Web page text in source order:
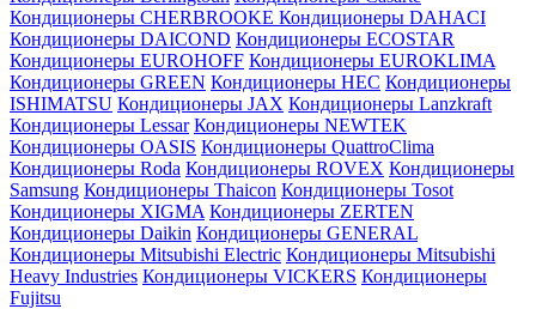
Кондиционеры CHERBROOKE Кондиционеры DAHACI
Кондиционеры DAICOND Кондиционеры ECOSTAR
Кондиционеры EUROHOFF Кондиционеры EUROKLIMA
Кондиционеры GREEN Кондиционеры HEC Кондиционеры
ISHIMATSU Кондиционеры JAX Кондиционеры Lanzkraft
Кондиционеры Lessar Кондиционеры NEWTEK
Кондиционеры OASIS Кондиционеры QuattroClima
Кондиционеры Roda Кондиционеры ROVEX Кондиционеры
Samsung Кондиционеры Thaicon Кондиционеры Tosot
Кондиционеры XIGMA Кондиционеры ZERTEN
Кондиционеры Daikin Кондиционеры GENERAL
Кондиционеры Mitsubishi Electric Кондиционеры Mitsubishi
Heavy Industries Кондиционеры VICKERS Кондиционеры
Fujitsu